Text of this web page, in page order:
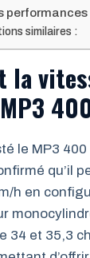
similaires :
la
le MP3
qu’il
h en
34 et 35,3